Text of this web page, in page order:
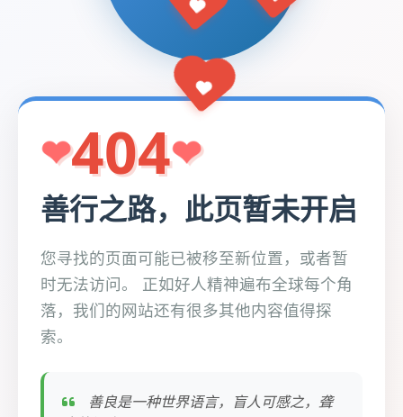
404
善行之路，此页暂未开启
您寻找的页面可能已被移至新位置，或者暂
时无法访问。 正如好人精神遍布全球每个角
落，我们的网站还有很多其他内容值得探
索。
善良是一种世界语言，盲人可感之，聋